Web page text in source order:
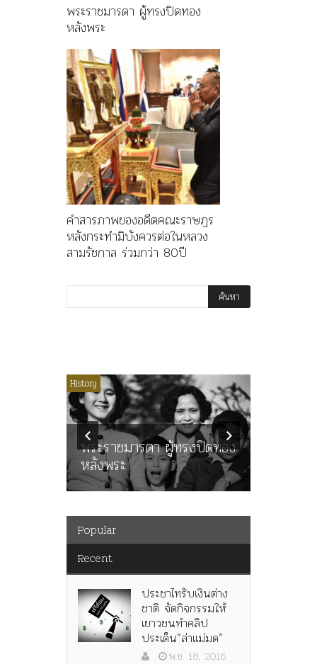
พระราชมารดา ผู้ทรงปิดทอง
หลังพระ
คำสารภาพของอดีตคณะราษฎร
หลังกระทำมิบังควรต่อในหลวง
สามรัชกาล ร่วมกว่า 80ปี
History
พระราชมารดา ผู้ทรงปิดทอง
หลังพระ
Popular
Recent
ประชาไทรับเงินต่าง
ชาติ จัดกิจกรรมให้
เยาวชนทำคลิป
ประเด็น”ล่าแม่มด”
พ.ย. 18, 2016